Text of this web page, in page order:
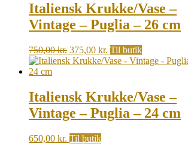
Italiensk Krukke/Vase –
Vintage – Puglia – 26 cm
750,00kr. Original
price
375,00 kr. Current
price
Til butik
Italiensk Krukke/Vase –
Vintage – Puglia – 24 cm
650,00 kr. Til butik